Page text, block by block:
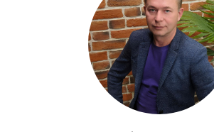
bumfa@bumfa.ru
Максимизатор
Сайт создан агенством